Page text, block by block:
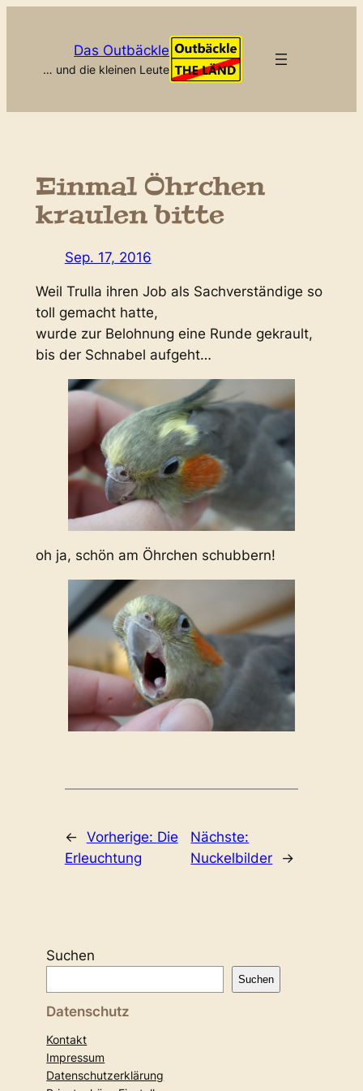
Das Outbäckle
… und die kleinen Leute
Einmal Öhrchen
kraulen bitte
Sep. 17, 2016
Weil Trulla ihren Job als Sachverständige so
toll gemacht hatte,
wurde zur Belohnung eine Runde gekrault,
bis der Schnabel aufgeht…
oh ja, schön am Öhrchen schubbern!
← Vorherige: Die
Erleuchtung
Nächste:
Nuckelbilder
→
Suchen
Suchen
Datenschutz
Kontakt
Impressum
Datenschutzerklärung